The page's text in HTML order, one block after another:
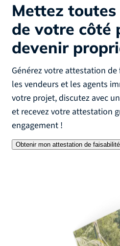
Mettez toutes
de votre côté
devenir
Générez votre attestation
les vendeurs et les agents
votre projet, discutez avec
et recevez votre attestation
engagement !
Obtenir mon attestation de faisabilité